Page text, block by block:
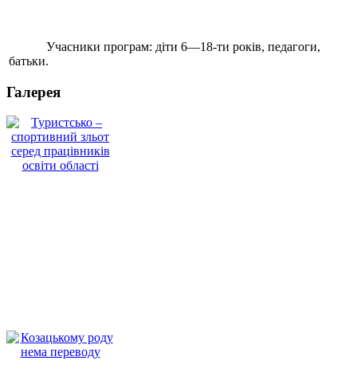
Учасники програм: діти 6—18-ти років, педагоги,
батьки.
Галерея